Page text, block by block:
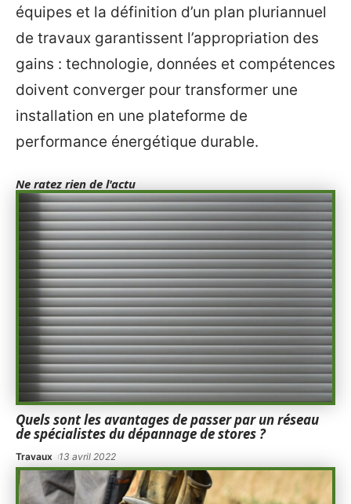
équipes et la définition d’un plan pluriannuel
de travaux garantissent l’appropriation des
gains : technologie, données et compétences
doivent converger pour transformer une
installation en une plateforme de
performance énergétique durable.
Ne ratez rien de l'actu
Quels sont les avantages de passer par un réseau
de spécialistes du dépannage de stores ?
Travaux 13 avril 2022